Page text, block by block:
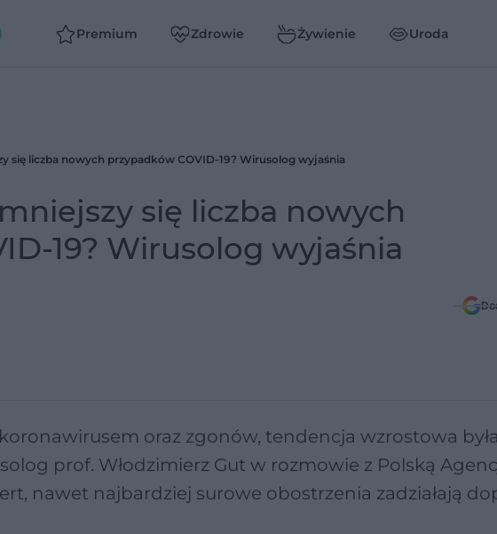
Premium Zdrowie Żywienie Uroda
się liczba nowych przypadków COVID-19? Wirusolog wyjaśnia
się liczba nowych
19? Wirusolog wyjaśnia
oraz zgonów, tendencja wzrostowa
prof. Włodzimierz Gut w rozmowie z Polską
nawet najbardziej surowe obostrzenia zadziałają